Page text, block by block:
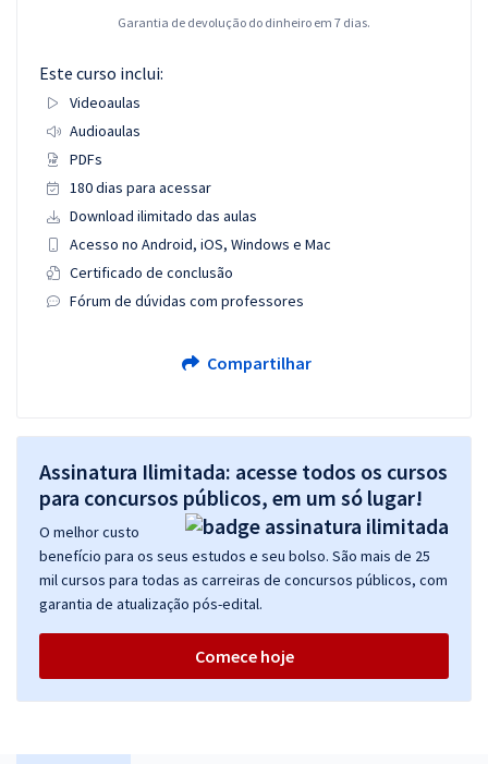
Garantia de devolução do dinheiro em 7 dias.
Este curso inclui:
Videoaulas
Audioaulas
PDFs
180 dias para acessar
Download ilimitado das aulas
Acesso no Android, iOS, Windows e Mac
Certificado de conclusão
Fórum de dúvidas com professores
Compartilhar
Assinatura Ilimitada: acesse todos os cursos
para concursos públicos, em um só lugar!
O melhor custo
benefício para os seus estudos e seu bolso. São mais de 25
mil cursos para todas as carreiras de concursos públicos, com
garantia de atualização pós-edital.
Comece hoje